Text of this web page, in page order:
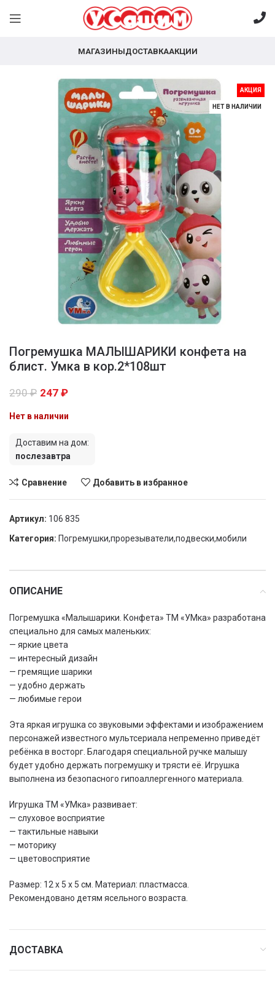
МАГАЗИНЫДОСТАВКААКЦИИ
АКЦИЯ
НЕТ В НАЛИЧИИ
Погремушка МАЛЫШАРИКИ конфета на
блист. Умка в кор.2*108шт
290₽ 247 ₽
Нет в наличии
Доставим на дом:
послезавтра
Сравнение Добавить в избранное
Артикул: 106 835
Категория: Погремушки,прорезыватели,подвески,мобили
ОПИСАНИЕ
Погремушка «Малышарики. Конфета» ТМ «УМка» разработана
специально для самых маленьких:
— яркие цвета
— интересный дизайн
— гремящие шарики
— удобно держать
— любимые герои
Эта яркая игрушка со звуковыми эффектами и изображением
персонажей известного мультсериала непременно приведёт
ребёнка в восторг. Благодаря специальной ручке малышу
будет удобно держать погремушку и трясти её. Игрушка
выполнена из безопасного гипоаллергенного материала.
Игрушка ТМ «УМка» развивает:
— слуховое восприятие
— тактильные навыки
— моторику
— цветовосприятие
Размер: 12 х 5 х 5 см. Материал: пластмасса.
Рекомендовано детям ясельного возраста.
ДОСТАВКА